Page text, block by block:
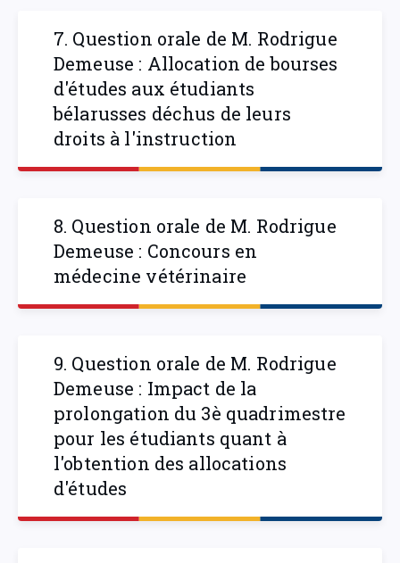
7. Question orale de M. Rodrigue
Demeuse : Allocation de bourses
d'études aux étudiants
bélarusses déchus de leurs
droits à l'instruction
8. Question orale de M. Rodrigue
Demeuse : Concours en
médecine vétérinaire
9. Question orale de M. Rodrigue
Demeuse : Impact de la
prolongation du 3è quadrimestre
pour les étudiants quant à
l'obtention des allocations
d'études